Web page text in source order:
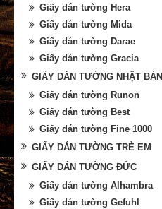
Giấy dán tường Hera
Giấy dán tường Mida
Giấy dán tường Darae
Giấy dán tường Gracia
GIẤY DÁN TƯỜNG NHẬT BẢN
Giấy dán tường Runon
Giấy dán tường Best
Giấy dán tường Fine 1000
GIẤY DÁN TƯỜNG TRẺ EM
GIẤY DÁN TƯỜNG ĐỨC
Giấy dán tường Alhambra
Giấy dán tường Gefuhl